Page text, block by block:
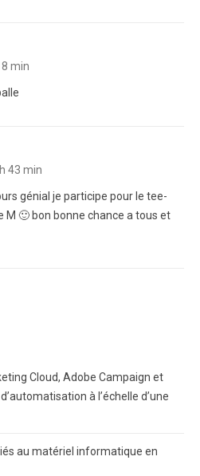
min
43 min
génial je participe pour le tee-
🙂 bon bonne chance a tous et
Cloud, Adobe Campaign et
à l’échelle d’une
au matériel informatique en